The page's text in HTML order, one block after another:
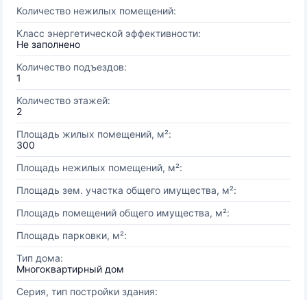
Количество нежилых помещений:
Класс энергетической эффективности:
Не заполнено
Количество подъездов:
1
Количество этажей:
2
Площадь жилых помещений, м²:
300
Площадь нежилых помещений, м²:
Площадь зем. участка общего имущества, м²:
Площадь помещений общего имущества, м²:
Площадь парковки, м²:
Тип дома:
Многоквартирный дом
Серия, тип постройки здания: